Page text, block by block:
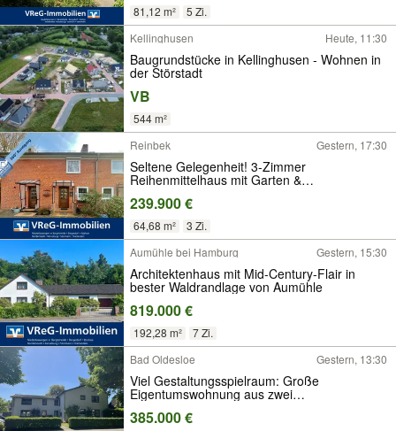
81,12 m²
5 Zi.
Kellinghusen
Heute, 11:30
Baugrundstücke in Kellinghusen - Wohnen in
der Störstadt
VB
544 m²
Reinbek
Gestern, 17:30
Seltene Gelegenheit! 3-Zimmer
Reihenmittelhaus mit Garten &
239.900 €
64,68 m²
3 Zi.
Aumühle bei Hamburg
Gestern, 15:30
Architektenhaus mit Mid-Century-Flair in
bester Waldrandlage von Aumühle
819.000 €
192,28 m²
7 Zi.
Bad Oldesloe
Gestern, 13:30
Viel Gestaltungsspielraum: Große
Eigentumswohnung aus zwei
zusammengelegten Einheiten
385.000 €